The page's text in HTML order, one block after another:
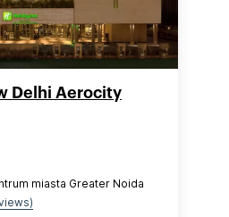
Delhi Aerocity
miasta Greater Noida